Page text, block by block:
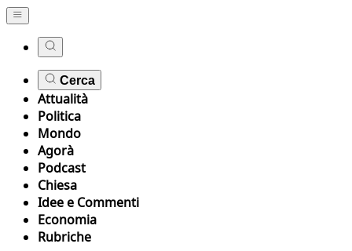
Cerca
Attualità
Politica
Mondo
Agorà
Podcast
Chiesa
Idee e Commenti
Economia
Rubriche